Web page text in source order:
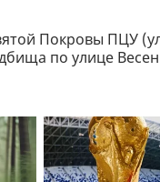
Покровы ПЦУ
по улице